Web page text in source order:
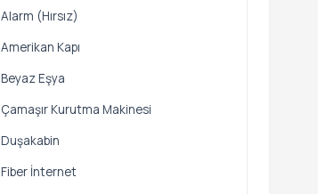
Alarm (Hırsız)
Amerikan Kapı
Beyaz Eşya
Çamaşır Kurutma Makinesi
Duşakabin
Fiber İnternet